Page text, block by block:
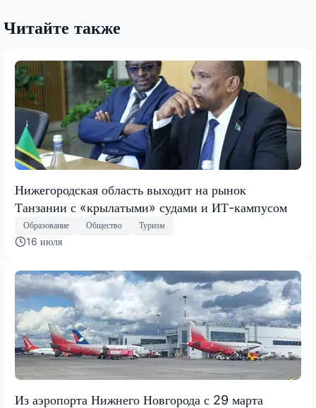
Читайте также
Нижегородская область выходит на рынок
Танзании с «крылатыми» судами и ИТ-кампусом
Образование Общество Туризм
16 июля
Из аэропорта Нижнего Новгорода с 29 марта